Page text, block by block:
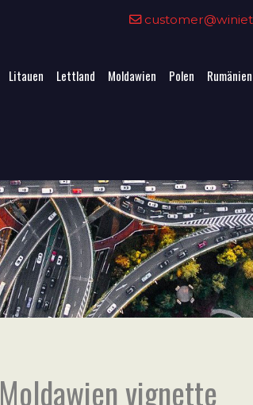
Litauen Lettland Moldawien Polen Rumänien
Moldawien vignette